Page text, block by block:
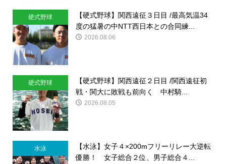
硬式野球
【硬式野球】関西遠征３日目 /最高気温34
度の猛暑の中NTT西日本との合同練...
2026.08.06
硬式野球
【硬式野球】関西遠征２日目 /関西遠征初
戦・関大に敗戦も前向く 中村騎...
2026.08.05
水泳
【水泳】女子４×200mフリーリレー大逆転
優勝！ 女子総合２位、男子総合４...